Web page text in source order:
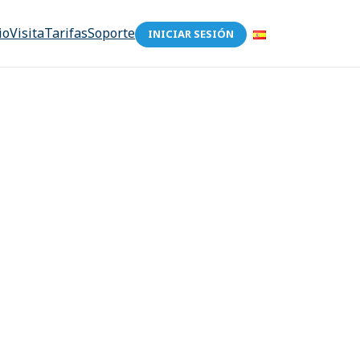
VisitaTarifasSoporte INICIAR SESIÓN